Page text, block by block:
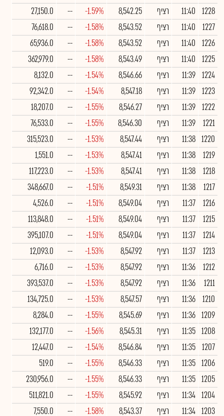
1228
11:40 רציף 8,542.25
-1.59%
--
27,150.0
1227
11:40 רציף 8,543.52
-1.58%
--
76,618.0
1226
11:40 רציף 8,543.52
-1.58%
--
65,936.0
1225
11:40 רציף 8,543.49
-1.58%
--
362,979.0
1224
11:39 רציף 8,546.66
-1.54%
--
8,132.0
1223
11:39 רציף 8,547.18
-1.54%
--
92,342.0
1222
11:39 רציף 8,546.27
-1.55%
--
18,207.0
1221
11:39 רציף 8,546.30
-1.55%
--
76,533.0
1220
11:38 רציף 8,547.44
-1.53%
--
315,523.0
1219
11:38 רציף 8,547.41
-1.53%
--
1,551.0
1218
11:38 רציף 8,547.41
-1.53%
--
117,223.0
1217
11:38 רציף 8,549.31
-1.51%
--
348,667.0
1216
11:37 רציף 8,549.04
-1.51%
--
4,526.0
1215
11:37 רציף 8,549.04
-1.51%
--
113,848.0
1214
11:37 רציף 8,549.04
-1.51%
--
395,107.0
1213
11:37 רציף 8,547.92
-1.53%
--
12,093.0
1212
11:36 רציף 8,547.92
-1.53%
--
6,716.0
1211
11:36 רציף 8,547.92
-1.53%
--
393,537.0
1210
11:36 רציף 8,547.57
-1.53%
--
134,725.0
1209
11:36 רציף 8,545.69
-1.55%
--
8,284.0
1208
11:35 רציף 8,545.31
-1.56%
--
132,177.0
1207
11:35 רציף 8,546.84
-1.54%
--
12,447.0
1206
11:35 רציף 8,546.33
-1.55%
--
519.0
1205
11:35 רציף 8,546.33
-1.55%
--
230,956.0
1204
11:34 רציף 8,545.92
-1.55%
--
511,821.0
1203
11:34 רציף 8,543.37
-1.58%
--
7,550.0